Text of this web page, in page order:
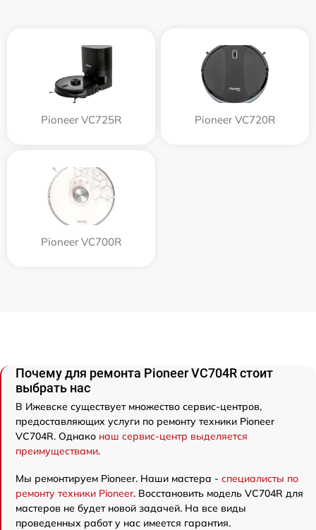
Pioneer VC725R Pioneer VC720R
Pioneer VC700R
Почему для ремонта Pioneer VC704R стоит
выбрать нас
В Ижевске существует множество сервис-центров,
предоставляющих услуги по ремонту техники Pioneer
VC704R. Однако наш сервис-центр выделяется
преимуществами.
Мы ремонтируем Pioneer. Наши мастера - специалисты по
ремонту техники Pioneer. Восстановить модель VC704R для
мастеров не будет новой задачей. На все виды
проведенных работ у нас имеется гарантия.